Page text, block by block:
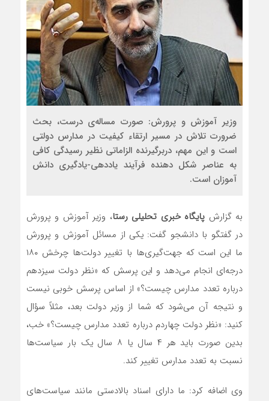
وزیر آموزش و پرورش: صورت مساله‌ی درست، بحث
ضرورت تلاش در مسیر ارتقاء کیفیت در مدارس دولتی
است و این مهم، دربرگیرنده الزاماتی نظیر رسیدگی کافی
به عناصر شکل دهنده فرآیند یاددهی-یادگیری دانش
آموزان است.
به گزارش پایگاه خبری تحلیلی رستا، وزیر آموزش و پرورش
در گفتگو با دانشجو گفت: یکی از مسائل آموزش و پرورش
ما این است که جهت‌گیری‌ها با تغییر دولت‌ها چرخش ۱۸۰
درجه‌ای انجام می‌دهد و این پرسش که «نظر دولت سیزدهم
درباره تعدد مدارس چیست؟» از اساس پرسش خوبی نیست
و نتیجه آن می‌شود که شما از وزیر دولت بعد، مثلاً سؤال
کنید: «نظر دولت چهاردم درباره تعدد مدارس چیست؟» خب،
بدین صورت باید هر ۴ سال یا ۸ سال یک بار سیاست‌ها
نسبت به تعدد مدارس تغییر کند.
وی اضافه کرد: ما دارای اسناد بالادستی مانند سیاست‌های